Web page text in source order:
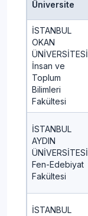
Üniversite
İSTANBUL
OKAN
ÜNİVERSİTESİ
İnsan ve
Toplum
Bilimleri
Fakültesi
İSTANBUL
AYDIN
ÜNİVERSİTESİ
Fen-Edebiyat
Fakültesi
İSTANBUL